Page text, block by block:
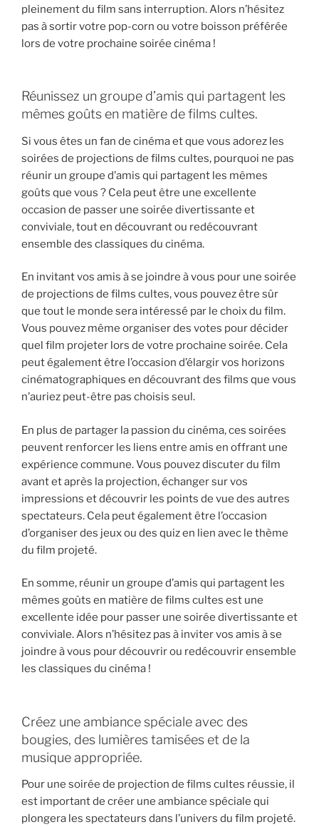
pleinement du film sans interruption. Alors n’hésitez
pas à sortir votre pop-corn ou votre boisson préférée
lors de votre prochaine soirée cinéma !
Réunissez un groupe d’amis qui partagent les
mêmes goûts en matière de films cultes.
Si vous êtes un fan de cinéma et que vous adorez les
soirées de projections de films cultes, pourquoi ne pas
réunir un groupe d’amis qui partagent les mêmes
goûts que vous ? Cela peut être une excellente
occasion de passer une soirée divertissante et
conviviale, tout en découvrant ou redécouvrant
ensemble des classiques du cinéma.
En invitant vos amis à se joindre à vous pour une soirée
de projections de films cultes, vous pouvez être sûr
que tout le monde sera intéressé par le choix du film.
Vous pouvez même organiser des votes pour décider
quel film projeter lors de votre prochaine soirée. Cela
peut également être l’occasion d’élargir vos horizons
cinématographiques en découvrant des films que vous
n’auriez peut-être pas choisis seul.
En plus de partager la passion du cinéma, ces soirées
peuvent renforcer les liens entre amis en offrant une
expérience commune. Vous pouvez discuter du film
avant et après la projection, échanger sur vos
impressions et découvrir les points de vue des autres
spectateurs. Cela peut également être l’occasion
d’organiser des jeux ou des quiz en lien avec le thème
du film projeté.
En somme, réunir un groupe d’amis qui partagent les
mêmes goûts en matière de films cultes est une
excellente idée pour passer une soirée divertissante et
conviviale. Alors n’hésitez pas à inviter vos amis à se
joindre à vous pour découvrir ou redécouvrir ensemble
les classiques du cinéma !
Créez une ambiance spéciale avec des
bougies, des lumières tamisées et de la
musique appropriée.
Pour une soirée de projection de films cultes réussie, il
est important de créer une ambiance spéciale qui
plongera les spectateurs dans l’univers du film projeté.